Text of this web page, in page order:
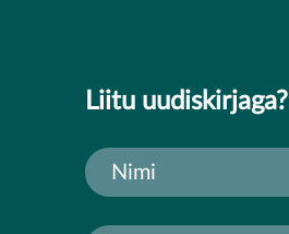
Liitu uudiskirjaga?